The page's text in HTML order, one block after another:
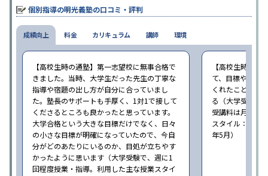
個別指導の明光義塾の口コミ・評判
成績向上
【高校生時の通塾】第一志望校に無事合格で
きました。当時、大学生だった先生の丁寧な
指導や宿題の出し方が自分に合っていまし
た。塾長のサポートも手厚く、1対1で接して
くださるところも良かったと思っています。
大学合格という大きな目標だけでなく、日々
の小さな目標が明確になっていたので、今自
分がどのあたりにいるのか、目処が立ちやす
かったように思います（大学受験で、週に1
回程度授業・指導。利用した主な授業スタイ
【高校生時の通
て、目標や勉強
くれたことが、
る（大学受験で
受講料は月
スタイル：個別
年5月）
料金 カリキュラム 講師 環境